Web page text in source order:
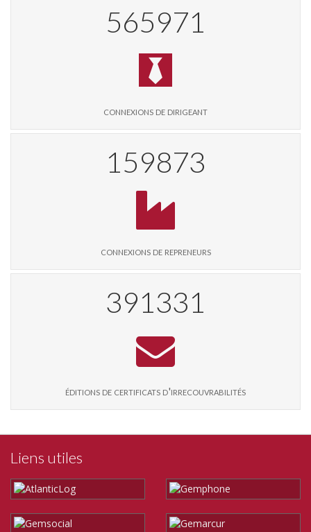
580643
connexions de dirigeant
164017
connexions de repreneurs
401424
éditions de certificats d'irrecouvrabilités
Liens utiles